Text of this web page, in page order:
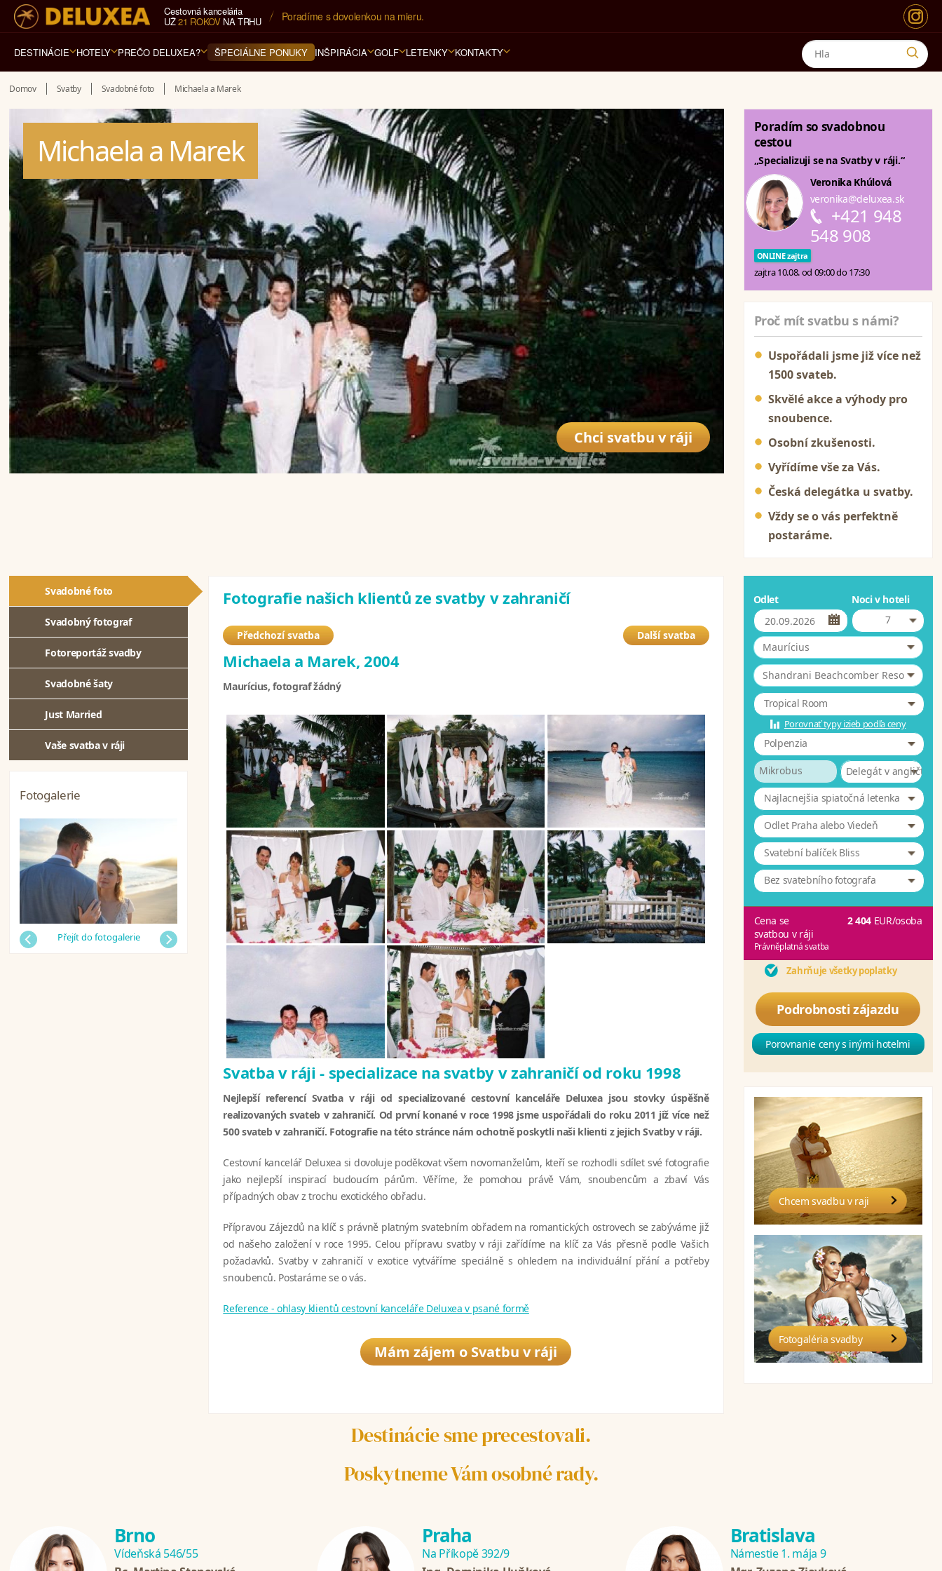
Cestovná kancelária
UŽ21 ROKOVNA TRHU 5* cestovná kancelária na luxusnú dovolenku od 4.000 EUR.
DESTINÁCIE HOTELY PREČO DELUXEA? ŠPECIÁLNE PONUKY INŠPIRÁCIA GOLF LETENKY KONTAKTY
Domov Svatby Svadobné foto Michaela a Marek
Michaela a Marek
Chci svatbu v ráji
Poradím so svadobnou
cestou
„Specializuji se na Svatby v ráji.“
Veronika Khúlová
veronika@deluxea.sk
+421 948
548 908
ONLINE zajtra
zajtra 10.08. od 09:00 do 17:30
Proč mít svatbu s námi?
Uspořádali jsme již více než
1500 svateb.
Skvělé akce a výhody pro
snoubence.
Osobní zkušenosti.
Vyřídíme vše za Vás.
Česká delegátka u svatby.
Vždy se o vás perfektně
postaráme.
Svadobné foto
Svadobný fotograf
Fotoreportáž svadby
Svadobné šaty
Just Married
Vaše svatba v ráji
Fotogalerie
Předchozí
Přejít do fotogalerie
Fotografie našich klientů ze svatby v zahraničí
Předchozí svatba Další svatba
Michaela a Marek, 2004
Maurícius, fotograf žádný
Svatba v ráji - specializace na svatby v zahraničí od roku 1998
Nejlepší referencí Svatba v ráji od specializované cestovní kanceláře Deluxea jsou stovky úspěšně
realizovaných svateb v zahraničí. Od první konané v roce 1998 jsme uspořádali do roku 2011 již více než
500 svateb v zahraničí. Fotografie na této stránce nám ochotně poskytli naši klienti z jejich Svatby v ráji.
Cestovní kancelář Deluxea si dovoluje poděkovat všem novomanželům, kteří se rozhodli sdílet své fotografie
jako nejlepší inspirací budoucím párům. Věříme, že pomohou právě Vám, snoubencům a zbaví Vás
případných obav z trochu exotického obřadu.
Přípravou Zájezdů na klíč s právně platným svatebním obřadem na romantických ostrovech se zabýváme již
od našeho založení v roce 1995. Celou přípravu svatby v ráji zařídíme na klíč za Vás přesně podle Vašich
požadavků. Svatby v zahraničí v exotice vytváříme speciálně s ohledem na individuální přání a potřeby
snoubenců. Postaráme se o vás.
Reference - ohlasy klientů cestovní kanceláře Deluxea v psané formě
Mám zájem o Svatbu v ráji
Odlet
Noci v hoteli
7
Maurícius
Shandrani Beachcomber Resort & 4
Tropical Room
Porovnať typy izieb podľa ceny
Polpenzia
Mikrobus
Delegát v angličtině
Najlacnejšia spiatočná letenka
Odlet Praha alebo Viedeň
Svatební balíček Bliss
Bez svatebního fotografa
Cena se
svatbou v ráji
Právněplatná svatba
2 404 EUR/osoba
Zahrňuje všetky poplatky
Podrobnosti zájazdu
Porovnanie ceny s inými hotelmi
Chcem svadbu v raji
Fotogaléria svadby
Destinácie sme precestovali.
Poskytneme Vám osobné rady.
Brno
Vídeňská 546/55
Praha
Na Příkopě 392/9
Bratislava
Námestie 1. mája 9